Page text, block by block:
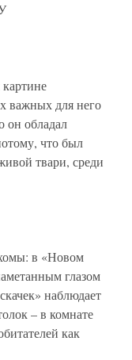
важных для него
он обладал
что был
твари, среди
в «Новом
глазом
наблюдает
– в комнате
как